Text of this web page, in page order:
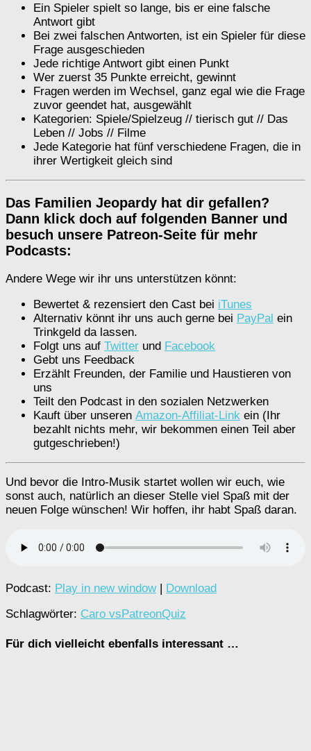
Ein Spieler spielt so lange, bis er eine falsche
Antwort gibt
Bei zwei falschen Antworten, ist ein Spieler für diese
Frage ausgeschieden
Jede richtige Antwort gibt einen Punkt
Wer zuerst 35 Punkte erreicht, gewinnt
Fragen werden im Wechsel, ganz egal wie die Frage
zuvor geendet hat, ausgewählt
Kategorien: Spiele/Spielzeug // tierisch gut // Das
Leben // Jobs // Filme
Jede Kategorie hat fünf verschiedene Fragen, die in
ihrer Wertigkeit gleich sind
Das Familien Jeopardy hat dir gefallen?
Dann klick doch auf folgenden Banner und
besuch unsere Patreon-Seite für mehr
Podcasts:
Andere Wege wir ihr uns unterstützen könnt:
Bewertet & rezensiert den Cast bei iTunes
Alternativ könnt ihr uns auch gerne bei PayPal ein
Trinkgeld da lassen.
Folgt uns auf Twitter und Facebook
Gebt uns Feedback
Erzählt Freunden, der Familie und Haustieren von
uns
Teilt den Podcast in den sozialen Netzwerken
Kauft über unseren Amazon-Affiliat-Link ein (Ihr
bezahlt nichts mehr, wir bekommen einen Teil aber
gutgeschrieben!)
Und bevor die Intro-Musik startet wollen wir euch, wie
sonst auch, natürlich an dieser Stelle viel Spaß mit der
neuen Folge wünschen! Wir hoffen, ihr habt Spaß daran.
Podcast: Play in new window|
Download
Schlagwörter: Caro vsPatreonQuiz
Für dich vielleicht ebenfalls interessant …